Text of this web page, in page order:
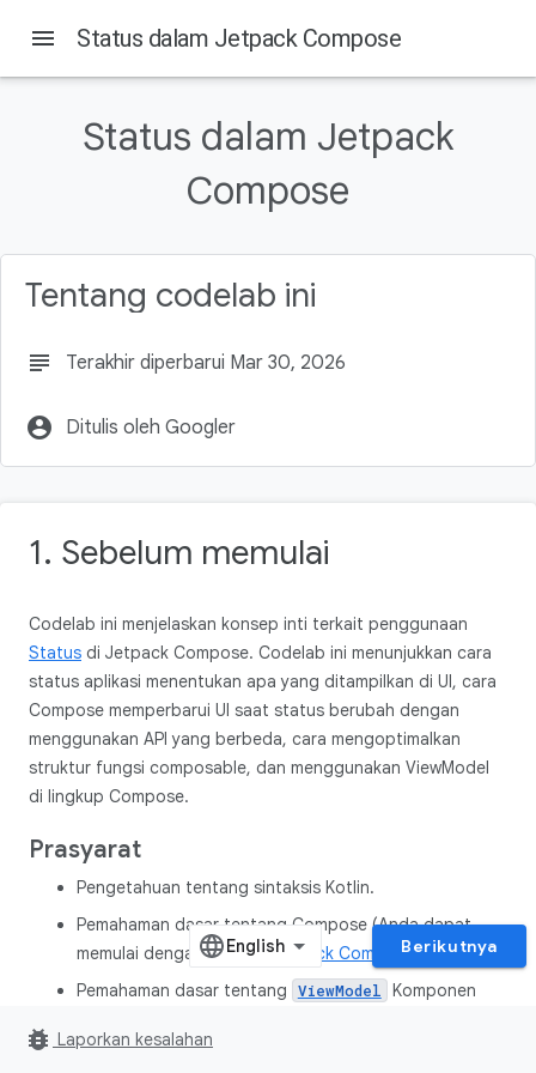
1. Sebelum memulai
Prasyarat
Yang akan Anda pelajari
Yang akan Anda butuhkan
menu Status dalam Jetpack Compose
Status dalam Jetpack
Compose
Tentang codelab ini
subject Terakhir diperbarui Mar 30, 2026
account_circle Ditulis oleh Googler
1. Sebelum memulai
Codelab ini menjelaskan konsep inti terkait penggunaan
Status di Jetpack Compose. Codelab ini menunjukkan cara
status aplikasi menentukan apa yang ditampilkan di UI, cara
Compose memperbarui UI saat status berubah dengan
menggunakan API yang berbeda, cara mengoptimalkan
struktur fungsi composable, dan menggunakan ViewModel
di lingkup Compose.
Prasyarat
Pengetahuan tentang sintaksis Kotlin.
Pemahaman dasar tentang Compose (Anda dapat
memulai dengantutorial Jetpack Compose).
Pemahaman dasar tentang
ViewModel
Komponen
Berikutnya
bug_report Laporkan kesalahan